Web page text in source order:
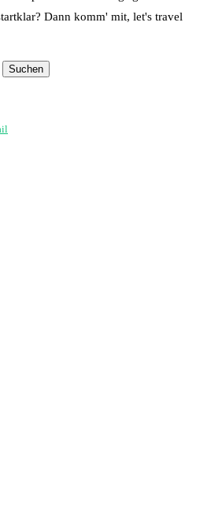
Dann komm' mit, let's travel